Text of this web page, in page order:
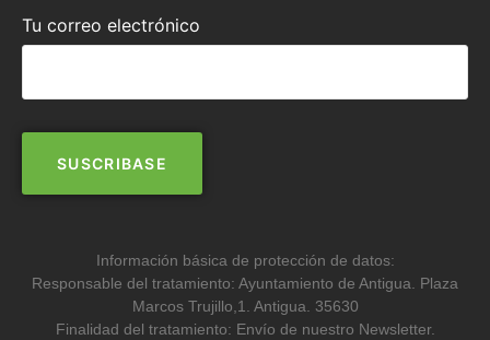
Tu correo electrónico
Información básica de protección de datos:
Responsable del tratamiento: Ayuntamiento de Antigua. Plaza
Marcos Trujillo,1. Antigua. 35630
Finalidad del tratamiento: Envío de nuestro Newsletter.